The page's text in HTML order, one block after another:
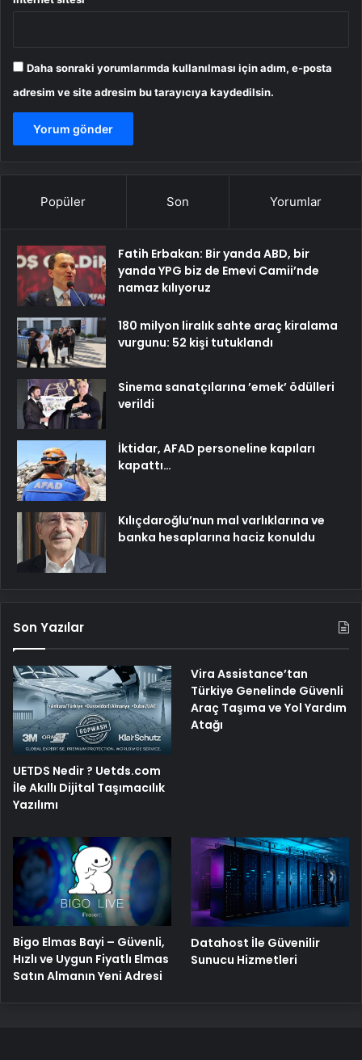
Daha sonraki yorumlarımda kullanılması için adım, e-posta
adresim ve site adresim bu tarayıcıya kaydedilsin.
Popüler Son Yorumlar
Fatih Erbakan: Bir yanda ABD, bir
yanda YPG biz de Emevi Camii’nde
namaz kılıyoruz
180 milyon liralık sahte araç kiralama
vurgunu: 52 kişi tutuklandı
Sinema sanatçılarına ’emek’ ödülleri
verildi
İktidar, AFAD personeline kapıları
kapattı…
Kılıçdaroğlu’nun mal varlıklarına ve
banka hesaplarına haciz konuldu
Son Yazılar
UETDS Nedir ? Uetds.com
İle Akıllı Dijital Taşımacılık
Yazılımı
Vira Assistance’tan
Türkiye Genelinde Güvenli
Araç Taşıma ve Yol Yardım
Atağı
Bigo Elmas Bayi – Güvenli,
Hızlı ve Uygun Fiyatlı Elmas
Satın Almanın Yeni Adresi
Datahost İle Güvenilir
Sunucu Hizmetleri